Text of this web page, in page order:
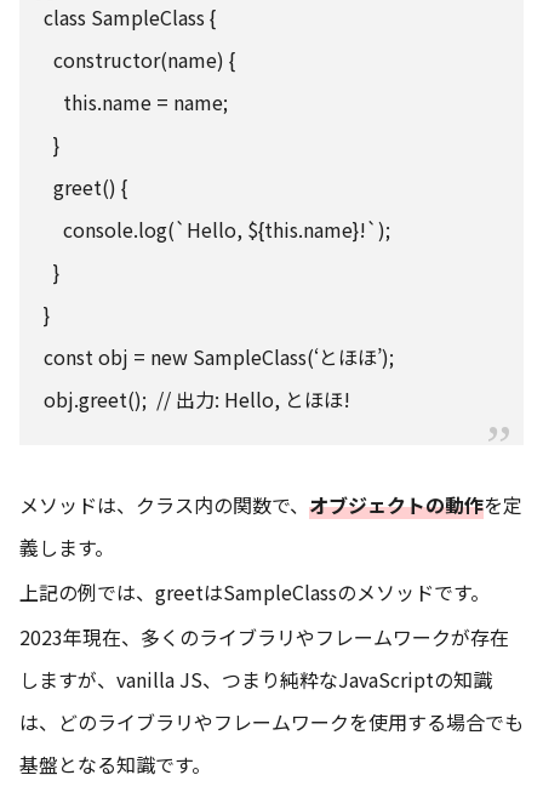
class SampleClass {
constructor(name) {
this.name = name;
}
greet() {
console.log(`Hello, ${this.name}!`);
}
}
const obj = new SampleClass(‘とほほ’);
obj.greet(); // 出力: Hello, とほほ!
メソッドは、クラス内の関数で、 オブジェクトの動作を定
義します。
上記の例では、greetはSampleClassのメソッドです。
2023年現在、多くのライブラリやフレームワークが存在
しますが、vanilla JS、つまり純粋なJavaScriptの知識
は、どのライブラリやフレームワークを使用する場合でも
基盤となる知識です。